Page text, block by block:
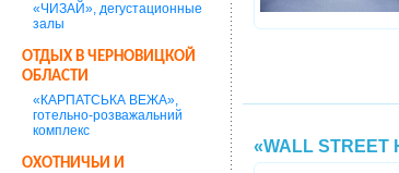
«ЧИЗАЙ», дегустационные
залы
ОТДЫХ В ЧЕРНОВИЦКОЙ
ОБЛАСТИ
«КАРПАТСЬКА ВЕЖА»,
готельно-розважальний
комплекс
ОХОТНИЧЬИ И
«WALL STREET